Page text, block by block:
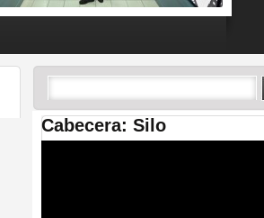
Cabecera: Silo